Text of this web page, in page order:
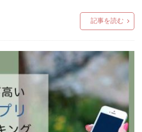
記事を読む